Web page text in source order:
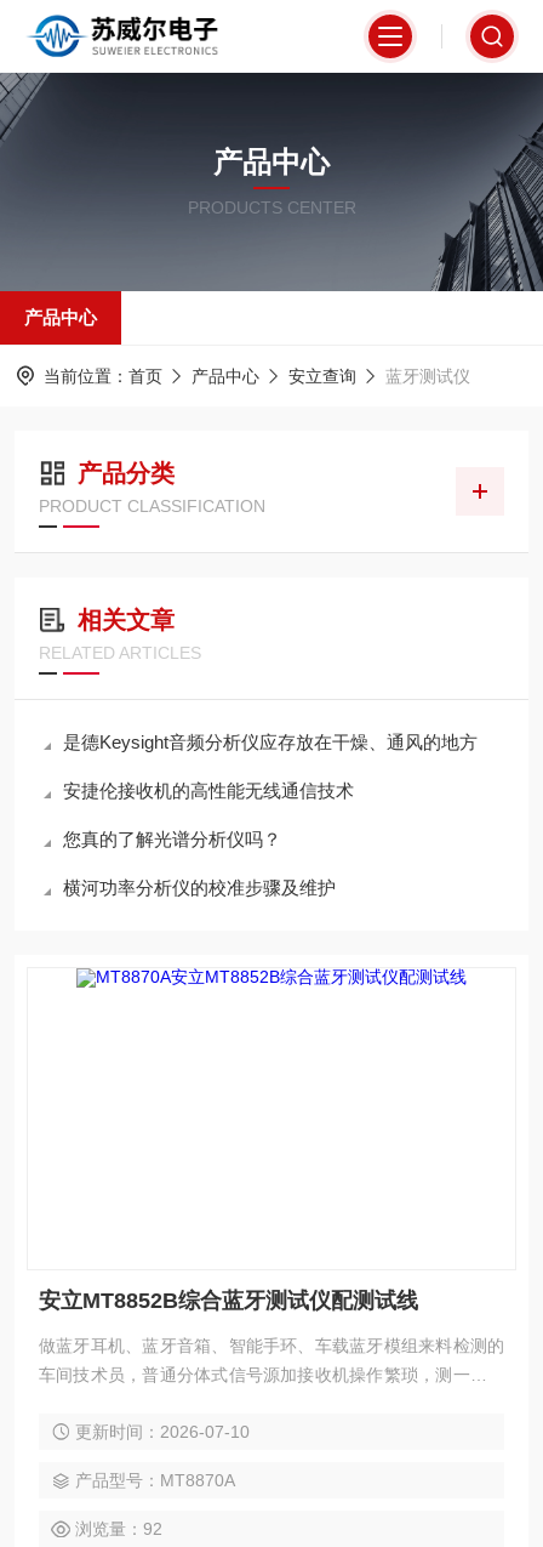
产品中心
PRODUCTS CENTER
产品中心
当前位置： 首页 产品中心 安立查询 蓝牙测试仪
产品分类
PRODUCT CLASSIFICATION
相关文章
RELATED ARTICLES
是德Keysight音频分析仪应存放在干燥、通风的地方
安捷伦接收机的高性能无线通信技术
您真的了解光谱分析仪吗？
横河功率分析仪的校准步骤及维护
安立MT8852B综合蓝牙测试仪配测试线
做蓝牙耳机、蓝牙音箱、智能手环、车载蓝牙模组来料检测的
车间技术员，普通分体式信号源加接收机操作繁琐，测一套指
固件后兼容全部经典蓝牙与 BLE 低功耗产品，一台设备既能测
一键自动测试十秒出结果，看懂射频接线、测试脚本设置两步
就能独立完成全套蓝牙产品检测工作。安立MT8852B综合
更新时间：2026-07-10
产品型号：MT8870A
浏览量：92